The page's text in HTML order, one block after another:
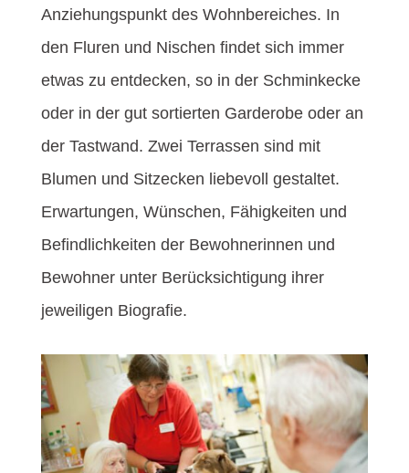
Anziehungspunkt des Wohnbereiches. In
den Fluren und Nischen findet sich immer
etwas zu entdecken, so in der Schminkecke
oder in der gut sortierten Garderobe oder an
der Tastwand. Zwei Terrassen sind mit
Blumen und Sitzecken liebevoll gestaltet.
Erwartungen, Wünschen, Fähigkeiten und
Befindlichkeiten der Bewohnerinnen und
Bewohner unter Berücksichtigung ihrer
jeweiligen Biografie.